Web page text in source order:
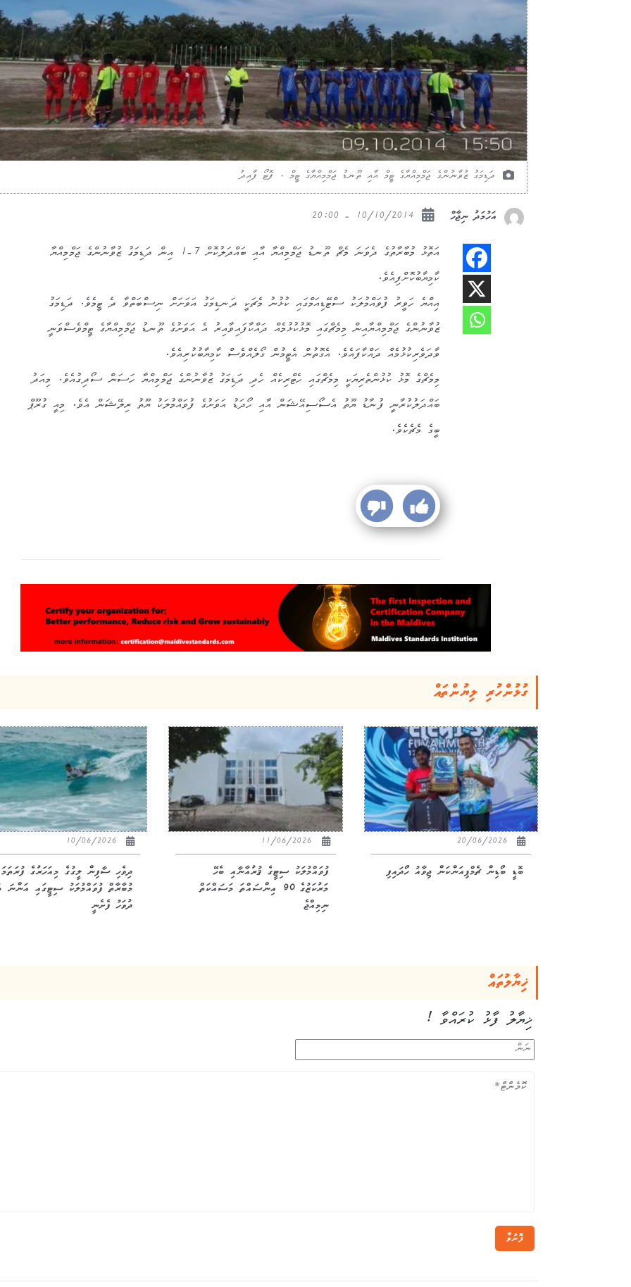
ދަޑިމަގު ޒުވާނުންގެ ޖަމްމިއްޔާގެ ޓީމް އާއި ތޫނޑު ޖަމްމިއްޔާގެ ޓީމް . ފޮޓޯ ފާއިދު
އަހުމަދު ނިޖާހް
އަތޮޅު މުބާރާތުގެ ދެވަނަ މެޗް ތޫނޑު ޖަމްމިއްޔާ އާއި ބައްދަލުކޮށް 7-1 އިން ދަޑިމަގު ޒުވާނުންގެ ޖަމްމިއްޔާ
ކާމިޔާބުކޮށްފިއެވެ.
އިއްޔެ ހަވީރު ފުވައްމުލަކު ސްޓޭޑިއަމްގައި ކުޅުނު މެޗަކީ ދަނޑިމަގު އަވަށަށް ނިސްބަތްވާ ދެ ޓީމެވެ. ދަޑިމަގު
ޒުވާނުންގެ ޖަމްމިއްޔާއިން މިމެޗްގައި މޮޅުކުޅުމެއް ދައްކާފައިވާއިރު އެ އަވަށުގެ ތޫނޑު ޖަމްމިއްޔާގެ ޓީމްވެސްވަނީ
ވާދަވެރިކުޅުމެއް ދައްކާފައެވެ. އެގޮތުން އެޓީމުން ގޯލެއްވެސް ކާމިޔާބުކުރިއެވެ.
މިމެޗްގެ މޮޅު ކުޅުންތެރިޔަކީ މިމެޗްގައި ހެޓްރިކެއް ހެދި ދަޑިމަގު ޒުވާނުންގެ ޖަމްމިއްޔާ ހަސަން ސޯދިގުއެވެ. މިއަދު
ބައްދަލުކުރާނީ ފުނާޑު ޔޫތު އެސޯސިއޭޝަން އާއި ހޯދަޑު އަވަށުގެ ފުވައްމުލަކު ޔޫތު ރިލޭޝަން އެވެ. މިއީ ގުރޫޕް
ބީގެ މެޗެކެވެ.
ގުޅުންހުރި ލިޔުންތައް
20/06/2026
ބޮޑީ ބޯޑިން ޗެމްޕިއަންކަން ޖިވާއު ހޯދައިފި
ފުވައްމުލަކު ސިޓީގެ ޤުރުއާނާއި ބެހޭ
މަރުކަޒުގެ 90 އިންސައްތަ މަސައްކަތް
ނިމިއްޖެ
10/06/2026
ދިވެހި ސާފިން ލީގުގެ މިއަހަރުގެ ފުރަތަމަ
މުބާރާތް ފުވައްމުލަކު ސިޓީގައި އަންނަ
ދުވަހު ފެށެނީ
ޚިޔާލުތައް
ޚިޔާލު ފާޅު ކުރައްވާ !
ފޮނުވާ